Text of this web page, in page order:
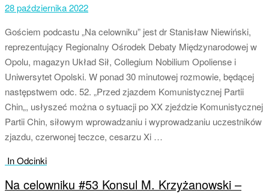
28 października 2022
Gościem podcastu „Na celowniku” jest dr Stanisław Niewiński,
reprezentujący Regionalny Ośrodek Debaty Międzynarodowej w
Opolu, magazyn Układ Sił, Collegium Nobilium Opoliense i
Uniwersytet Opolski. W ponad 30 minutowej rozmowie, będącej
następstwem odc. 52. „Przed zjazdem Komunistycznej Partii
Chin„, usłyszeć można o sytuacji po XX zjeździe Komunistycznej
Partii Chin, siłowym wprowadzaniu i wyprowadzaniu uczestników
zjazdu, czerwonej teczce, cesarzu Xi …
In Odcinki
Na celowniku #53 Konsul M. Krzyżanowski –